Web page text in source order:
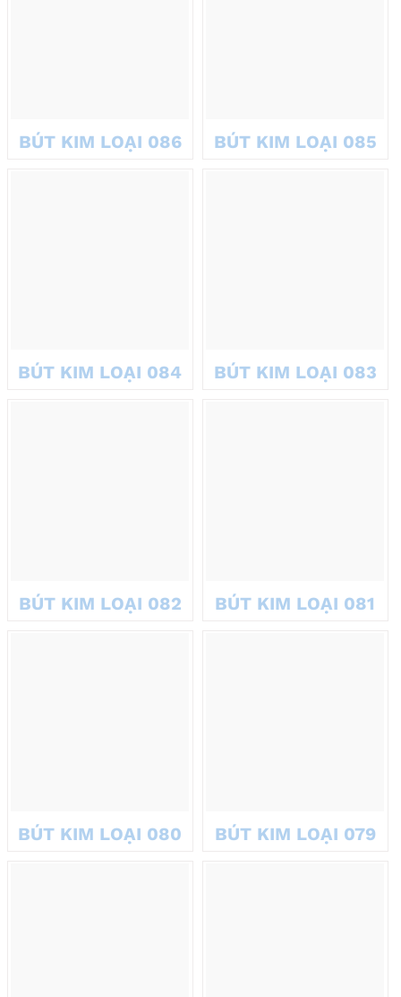
BÚT KIM LOẠI 086 BÚT KIM LOẠI 085
BÚT KIM LOẠI 084 BÚT KIM LOẠI 083
BÚT KIM LOẠI 082 BÚT KIM LOẠI 081
BÚT KIM LOẠI 080 BÚT KIM LOẠI 079